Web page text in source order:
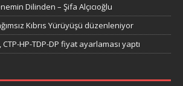
Dilinden – Şifa Alçıcıoğlu
Kıbrıs Yürüyüşü düzenleniyor
HP-TDP-DP fiyat ayarlaması yaptı